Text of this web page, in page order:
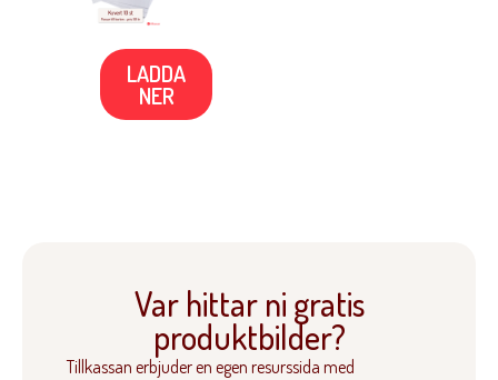
LADDA
NER
Var hittar ni gratis
produktbilder?
Tillkassan erbjuder en egen resurssida med